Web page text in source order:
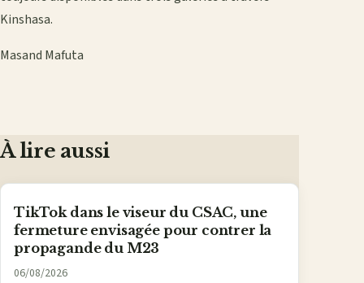
Kinshasa.
Masand Mafuta
À lire aussi
TikTok dans le viseur du CSAC, une
fermeture envisagée pour contrer la
propagande du M23
06/08/2026